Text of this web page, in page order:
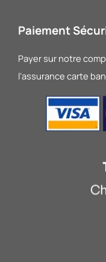
Paiement
Payer sur notre
l’assurance carte